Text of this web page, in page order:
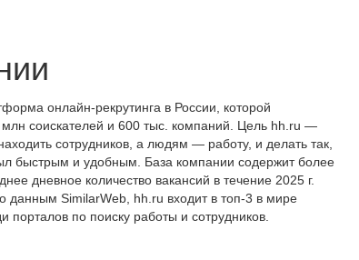
онлайн-рекрутинга в России, которой
соискателей и 600 тыс. компаний. Цель hh.ru —
сотрудников, а людям — работу, и делать так,
быстрым и удобным. База компании содержит более
дневное количество вакансий в течение 2025 г.
данным SimilarWeb, hh.ru входит в топ-3 в мире
порталов по поиску работы и сотрудников.